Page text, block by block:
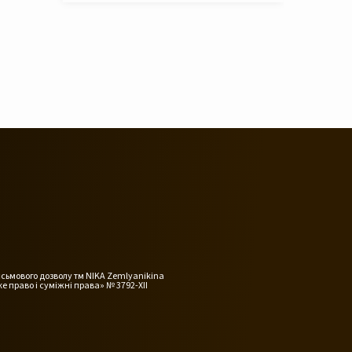
дозволу тм NIKA Zemlyanikina
і суміжні права» № 3792-XII